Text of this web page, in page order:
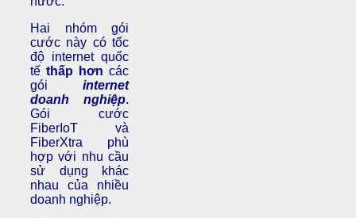
Hai nhóm gói
cước này có tốc
độ internet quốc
tếthấp hơn các
góiinternet
doanh nghiệp.
Gói cước
FiberIoT và
FiberXtra phù
hợp với nhu cầu
sử dụng khác
nhau của nhiều
doanh nghiệp.